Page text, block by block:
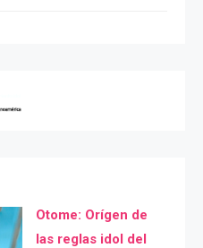
Otome: Orígen de
las reglas idol del